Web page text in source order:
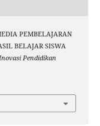
PEMBELAJARAN
BELAJAR SISWA
Pendidikan